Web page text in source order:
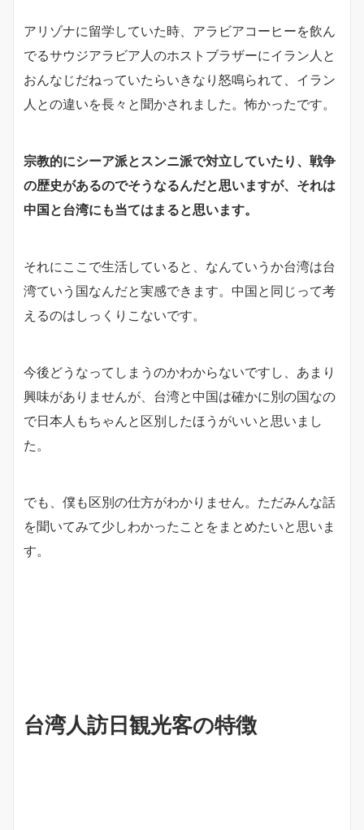
アリゾナに留学していた時、アラビアコーヒーを飲ん
でるサウジアラビア人のホストブラザーにイラン人と
おんなじだねっていたらいきなり怒鳴られて、イラン
人との違いを長々と聞かされました。怖かったです。
宗教的にシーア派とスンニ派で対立していたり、戦争
の歴史があるのでそうなるんだと思いますが、それは
中国と台湾にも当てはまると思います。
それにここで生活していると、なんていうか台湾は台
湾ていう国なんだと実感できます。中国と同じって考
えるのはしっくりこないです。
今後どうなってしまうのかわからないですし、あまり
興味がありませんが、台湾と中国は確かに別の国なの
で日本人もちゃんと区別したほうがいいと思いまし
た。
でも、僕も区別の仕方がわかりません。ただみんな話
を聞いてみて少しわかったことをまとめたいと思いま
す。
台湾人訪日観光客の特徴